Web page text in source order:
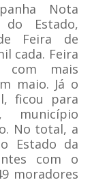
Nota
Estado,
Feira de
cada. Feira
mais
maio. Já o
ficou para
município
No total, a
Estado da
com o
moradores